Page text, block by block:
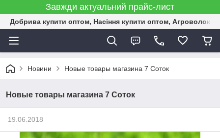
Завжди актуальний прайс-лист
Добрива купити оптом, Насіння купити оптом,
Новини Новые товары магазина 7 Соток
Новые товары магазина 7 Соток
19.06.2018